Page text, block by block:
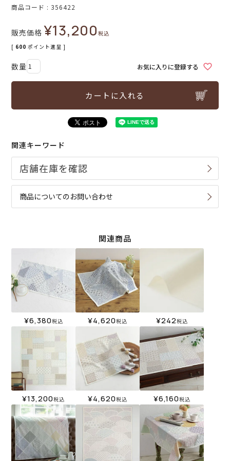
商品コード 356422
販売価格 ¥13,200税込
[ 600 ポイント進呈 ]
お気に入りに登録する
カートに入れる
関連キーワード
商品についてのお問い合わせ
関連商品
¥6,380税込 ¥4,620税込 ¥242税込
¥13,200税込 ¥4,620税込 ¥6,160税込